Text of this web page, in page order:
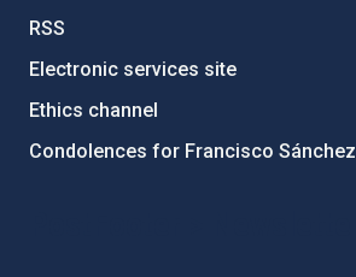
RSS
Electronic services site
Ethics channel
Condolences for Francisco Sánchez